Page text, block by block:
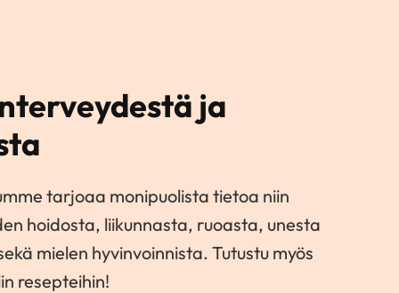
ja
tarjoaa monipuolista tietoa niin
hoidosta, liikunnasta, ruoasta, unesta
mielen hyvinvoinnista. Tutustu myös
resepteihin!